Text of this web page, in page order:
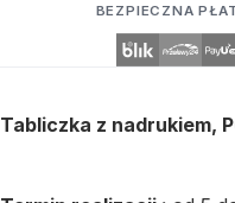
BEZPIECZNA
Tabliczka z nadrukiem,